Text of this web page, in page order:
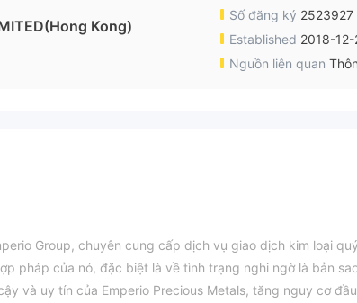
Kong)
Số đăng ký 2523927
Established 2018-12-
Nguồn liên quan
Group, chuyên cung cấp dịch vụ giao dịch kim loại
pháp của nó, đặc biệt là về tình trạng nghi ngờ là bản
và uy tín của Emperio Precious Metals, tăng nguy cơ